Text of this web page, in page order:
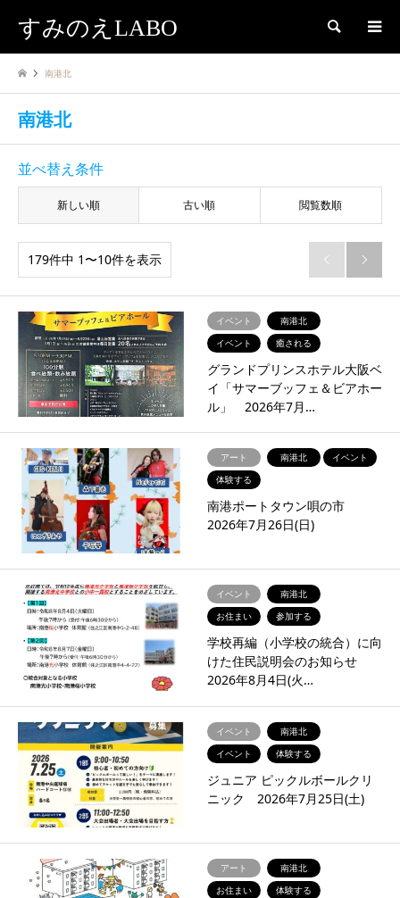
すみのえLABO 検索
南港北
南港北
並べ替え条件
新しい順 古い順 閲覧数順
179件中 1〜10件を表示  
イベント
南港北
イベント
癒される
グランドプリンスホテル大阪ベ
イ「サマーブッフェ＆ビアホー
ル」 2026年7月…
アート 南港北
イベント
体験する
南港ポートタウン唄の市
2026年7月26日(日)
イベント
南港北
お住まい
参加する
学校再編（小学校の統合）に向
けた住民説明会のお知らせ
2026年8月4日(火…
イベント
南港北
イベント
体験する
ジュニア ピックルボールクリ
ニック 2026年7月25日(土)
アート
南港北
お住まい
体験する